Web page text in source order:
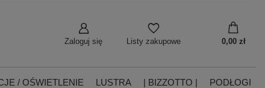
Zaloguj się Listy zakupowe 0,00 zł
/ OŚWIETLENIE LUSTRA | BIZZOTTO |
PODŁOGI